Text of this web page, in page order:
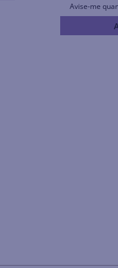
Avise-me